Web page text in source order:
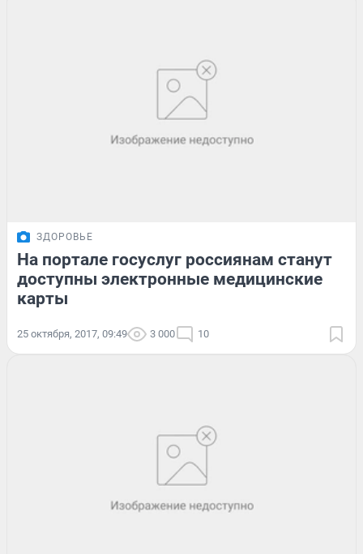
ЗДОРОВЬЕ
На портале госуслуг россиянам станут
доступны электронные медицинские
карты
25 октября, 2017, 09:49 3 000 10